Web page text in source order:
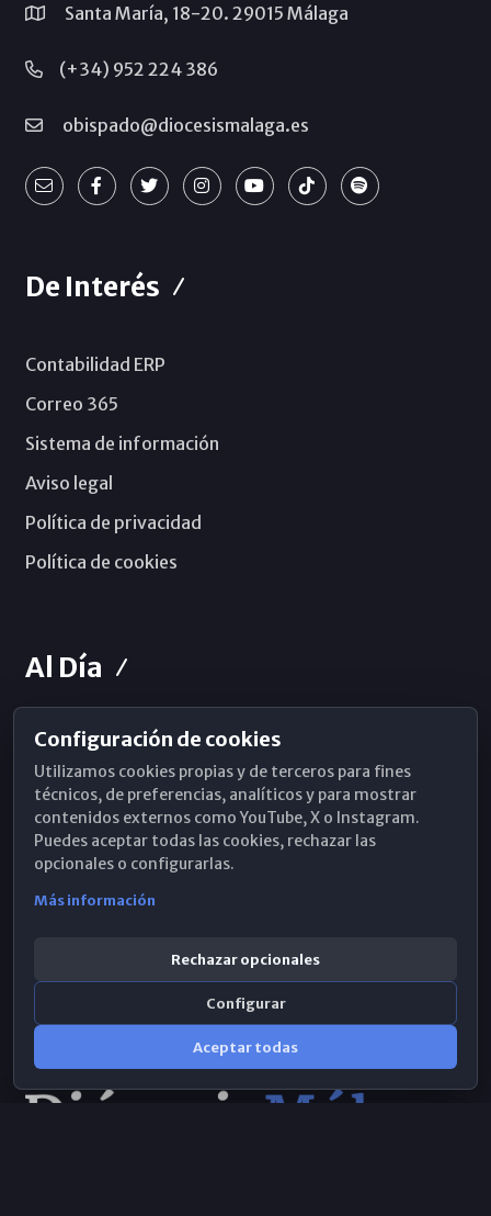
Santa María, 18-20. 29015 Málaga
(+34) 952 224 386
obispado@diocesismalaga.es
De Interés
Contabilidad ERP
Correo 365
Sistema de información
Aviso legal
Política de privacidad
Política de cookies
Al Día
Horarios de Misa
Hemeroteca
WhatsApp
Configuración de cookies
Utilizamos cookies propias y de terceros para fines
técnicos, de preferencias, analíticos y para mostrar
contenidos externos como YouTube, X o Instagram.
Puedes aceptar todas las cookies, rechazar las
opcionales o configurarlas.
Más información
Rechazar opcionales
Configurar
Aceptar todas